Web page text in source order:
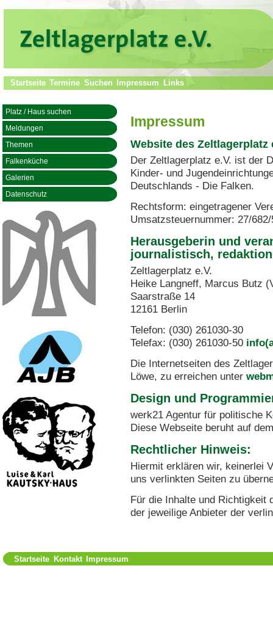
Startseite Termine Suchen Impressum Links
Impressum
Website des Zeltlagerplatz
Der Zeltlagerplatz e.V. ist der
Kinder- und
Deutschlands - Die Falken.
Rechtsform: eingetragener
Umsatzsteuernummer: 27/682/
Herausgeberin und
journalistisch,
Zeltlagerplatz e.V.
Heike Langneff, Marcus Butz
Saarstraße 14
12161 Berlin
Telefon: (030) 261030-30
Telefax: (030) 261030-50
Die Internetseiten des
Löwe, zu erreichen unter
Design und
werk21 Agentur für politische
Diese Webseite beruht auf
Rechtlicher Hinweis:
Hiermit erklären wir, keinerlei
uns verlinkten Seiten zu
Für die Inhalte und Richtigkeit
der jeweilige Anbieter der
Platz / Haus suchen
Meldungen
Themen
Falkenküche
Galerien
Datenschutz
Startseite Kontakt Impressum